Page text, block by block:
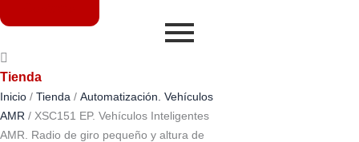
Tienda
Inicio / Tienda / Automatización. Vehículos
AMR / XSC151 EP. Vehículos Inteligentes
AMR. Radio de giro pequeño y altura de